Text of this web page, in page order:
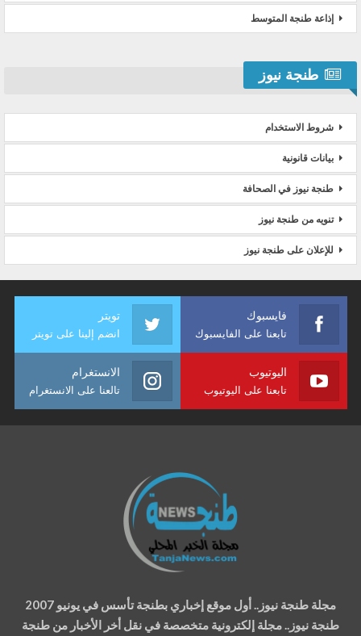
إذاعة طنجة المتوسط
طنجة نيوز
شروط الاستخدام
بيانات قانونية
طنجة نيوز في الصحافة
تنويه من طنجة نيوز
للإعلان على طنجة نيوز
فايسبوك
تابعنا على الفايسبوك
تويتر
انضم إلينا على تويتر
اليوتيوب
تابعنا على اليوتيوب
الانستغرام
تالعنا على الانستغرام
مجلة طنجة نيوز.. أول موقع إخباري بطنجة تأسس في يونيو 2007
طنجة نيوز.. مجلة إلكترونية متخصصة في نقل أخر الأخبار من طنجة